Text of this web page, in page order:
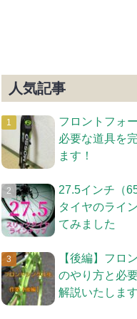
人気記事
フロントフォ
必要な道具を
ます！
27.5インチ（
タイヤのライ
てみました
【後編】フロ
のやり方と必
解説いたします